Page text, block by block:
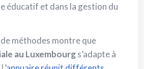
éducatif et dans la gestion du
méthodes montre que
au Luxembourgs’adapte à